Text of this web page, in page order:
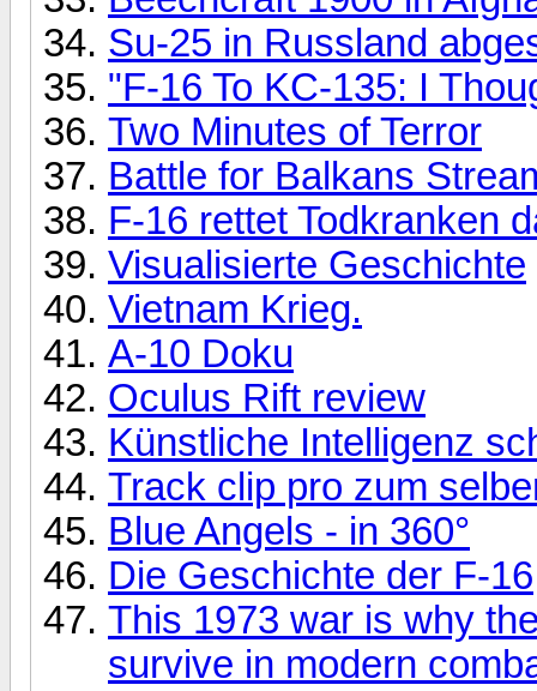
Su-25 in Russland
"F-16 To KC-135: I
Two Minutes of Terror
Battle for Balkans
F-16 rettet Todkranken
Visualisierte Geschichte
Vietnam Krieg.
A-10 Doku
Oculus Rift review
Künstliche Intelligenz
Track clip pro zum
Blue Angels - in 360°
Die Geschichte der F-16
This 1973 war is why
survive in modern